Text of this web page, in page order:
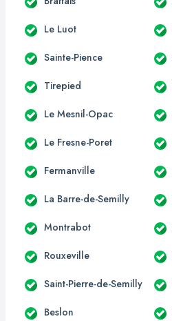
Le Luot
Sainte-Pience
Tirepied
Le Mesnil-Opac
Le Fresne-Poret
Fermanville
La Barre-de-Semilly
Montrabot
Rouxeville
Saint-Pierre-de-Semilly
Beslon